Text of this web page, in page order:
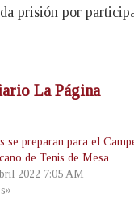
prisión por
La Página
se preparan para el
de Tenis de Mesa
2022 7:05 AM